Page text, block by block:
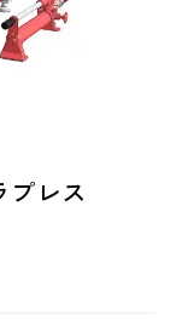
プレス